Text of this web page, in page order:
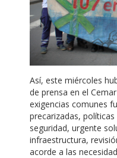
Así, este miércoles
de prensa en el
exigencias comunes
precarizadas,
seguridad, urgente
infraestructura,
acorde a las